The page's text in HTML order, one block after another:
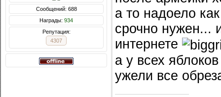
Сообщений: 688
Награды: 934
Репутация:
4307
а то надоело
срочно нужен...
интернете
а у всех
ужели все